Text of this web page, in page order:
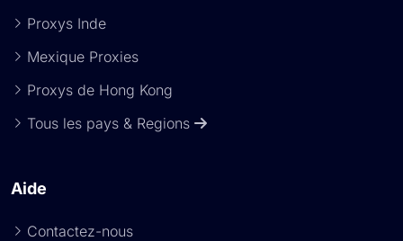
Proxys Inde
Mexique Proxies
Proxys de Hong Kong
Tous les pays & Regions
Aide
Contactez-nous